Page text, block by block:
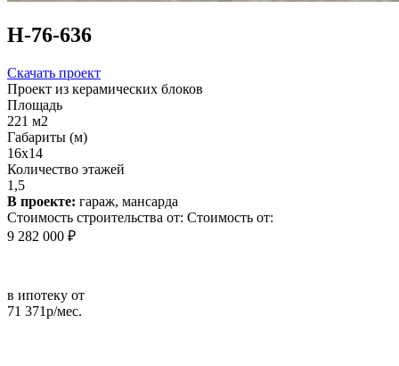
Н-76-636
Скачать проект
Проект из керамических блоков
Площадь
221 м2
Габариты (м)
16x14
Количество этажей
1,5
В проекте: гараж, мансарда
Стоимость строительства от: Стоимость от:
9 282 000 ₽
в ипотеку от
71 371р/мес.